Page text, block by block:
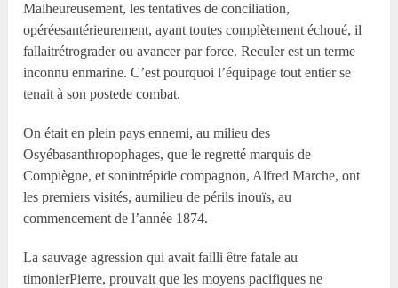
Malheureusement, les tentatives de conciliation,
opéréesantérieurement, ayant toutes complètement échoué, il
fallaitrétrograder ou avancer par force. Reculer est un terme
inconnu enmarine. C’est pourquoi l’équipage tout entier se
tenait à son postede combat.
On était en plein pays ennemi, au milieu des
Osyébasanthropophages, que le regretté marquis de
Compiègne, et sonintrépide compagnon, Alfred Marche, ont
les premiers visités, aumilieu de périls inouïs, au
commencement de l’année 1874.
La sauvage agression qui avait failli être fatale au
timonierPierre, prouvait que les moyens pacifiques ne